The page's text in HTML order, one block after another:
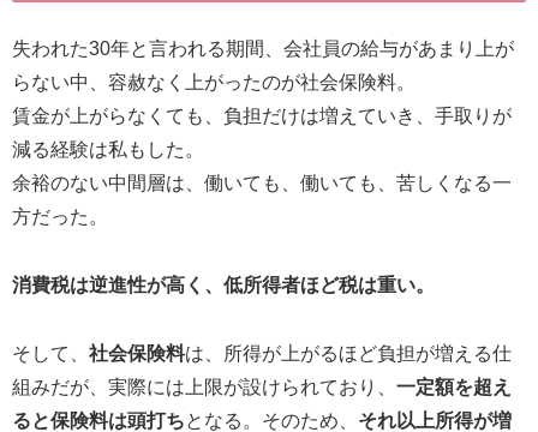
失われた30年と言われる期間、会社員の給与があまり上が
らない中、容赦なく上がったのが社会保険料。
賃金が上がらなくても、負担だけは増えていき、手取りが
減る経験は私もした。
余裕のない中間層は、働いても、働いても、苦しくなる一
方だった。
消費税は逆進性が高く、低所得者ほど税は重い。
そして、 社会保険料は、所得が上がるほど負担が増える仕
組みだが、実際には上限が設けられており、 一定額を超え
ると保険料は頭打ちとなる。そのため、 それ以上所得が増